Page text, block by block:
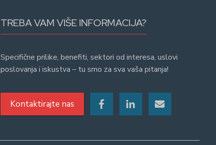
TREBA VAM VIŠE INFORMACIJA?
Specifične prilike, benefiti, sektori od interesa, uslovi
poslovanja i iskustva – tu smo za sva vaša pitanja!
Kontaktirajte nas